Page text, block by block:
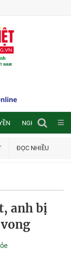
NGHIÊN CỨU
ĐỌC NHIỀU
anh bị